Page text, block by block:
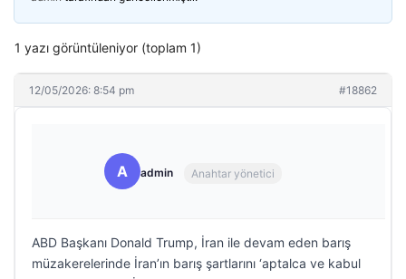
1 yazı görüntüleniyor (toplam 1)
12/05/2026: 8:54 pm #18862
A admin Anahtar yönetici
ABD Başkanı Donald Trump, İran ile devam eden barış
müzakerelerinde İran’ın barış şartlarını ‘aptalca ve kabul